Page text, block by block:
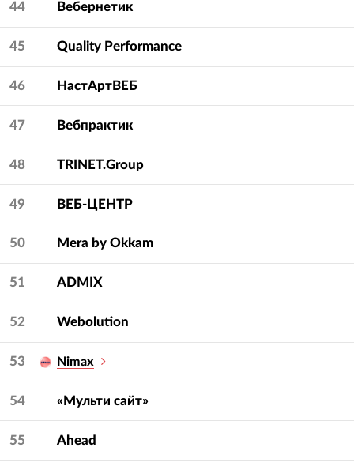
44 Вебернетик
45 Quality Performance
46 НастАртВЕБ
47 Вебпрактик
48 TRINET.Group
49 ВЕБ-ЦЕНТР
50 Mera by Okkam
51 ADMIX
52 Webolution
53 Nimax
54 «Мульти сайт»
55 Ahead